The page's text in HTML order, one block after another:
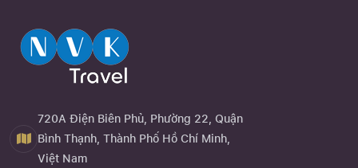
720A Điện Biên Phủ, Phường 22, Quận
Bình Thạnh, Thành Phố Hồ Chí Minh,
Việt Nam